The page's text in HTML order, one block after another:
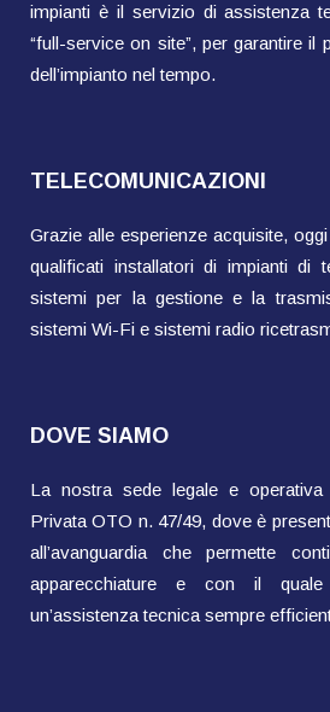
impianti è il servizio di assistenza
“full-service on site”, per garantire il
dell’impianto nel tempo.
TELECOMUNICAZIONI
Grazie alle esperienze acquisite,
qualificati installatori di impianti di
sistemi per la gestione e la
sistemi Wi-Fi e sistemi radio
DOVE SIAMO
La nostra sede legale e
Privata OTO n. 47/49, dove è
all’avanguardia che permette
apparecchiature e con il quale
un’assistenza tecnica sempre